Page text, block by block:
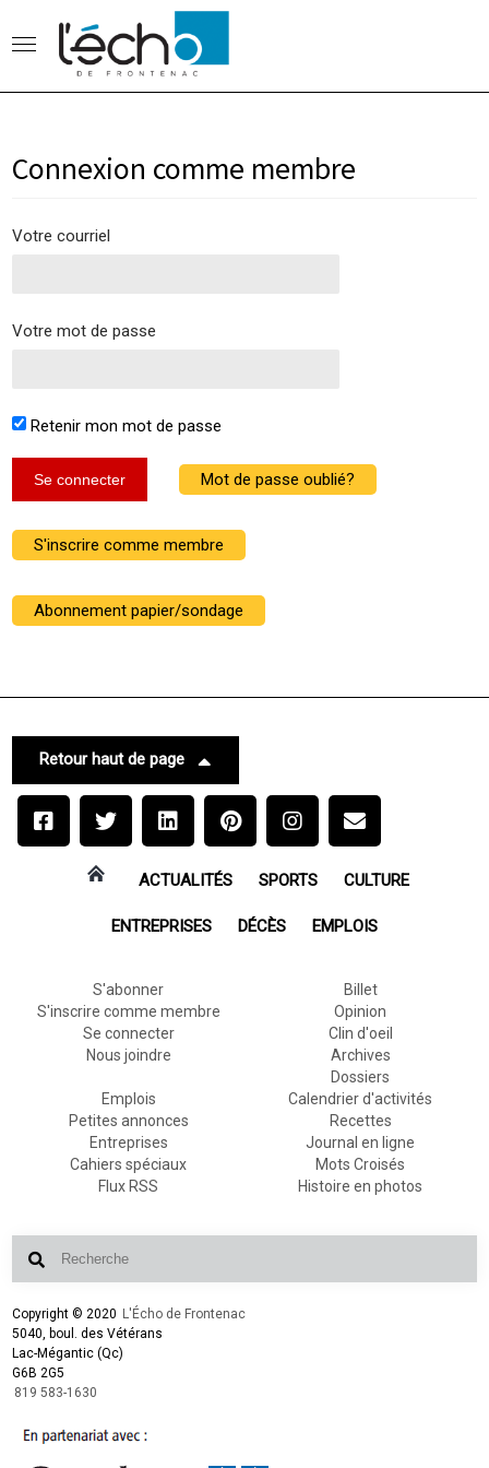
Connexion comme membre
Votre courriel
Votre mot de passe
Retenir mon mot de passe
Se connecter Mot de passe oublié?
S'inscrire comme membre
Abonnement papier/sondage
Retour haut de page
ACTUALITÉS SPORTS CULTURE
ENTREPRISES DÉCÈS EMPLOIS
S'abonner
S'inscrire comme membre
Se connecter
Nous joindre
Billet
Opinion
Clin d'oeil
Archives
Dossiers
Emplois
Petites annonces
Entreprises
Cahiers spéciaux
Flux RSS
Calendrier d'activités
Recettes
Journal en ligne
Mots Croisés
Histoire en photos
Copyright © 2020 L'Écho de Frontenac
5040, boul. des Vétérans
Lac-Mégantic (Qc)
G6B 2G5
819 583-1630